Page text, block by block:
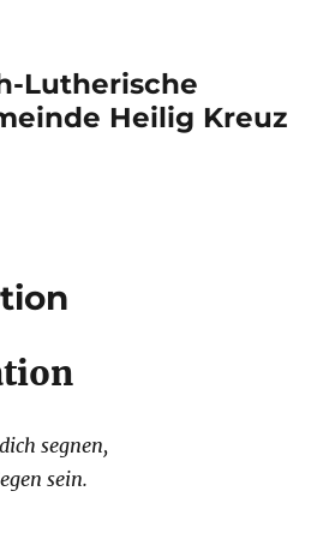
Lutherische
Heilig Kreuz
segnen,
sein.